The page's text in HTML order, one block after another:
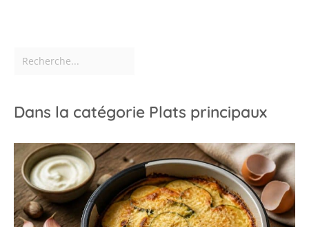
Dans la catégorie Plats principaux